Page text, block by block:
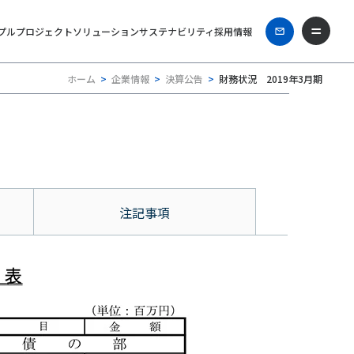
ルプロジェクトソリューションサステナビリティ採用情報
ホーム 企業情報 決算公告 財務状況 2019年3月期
注記事項